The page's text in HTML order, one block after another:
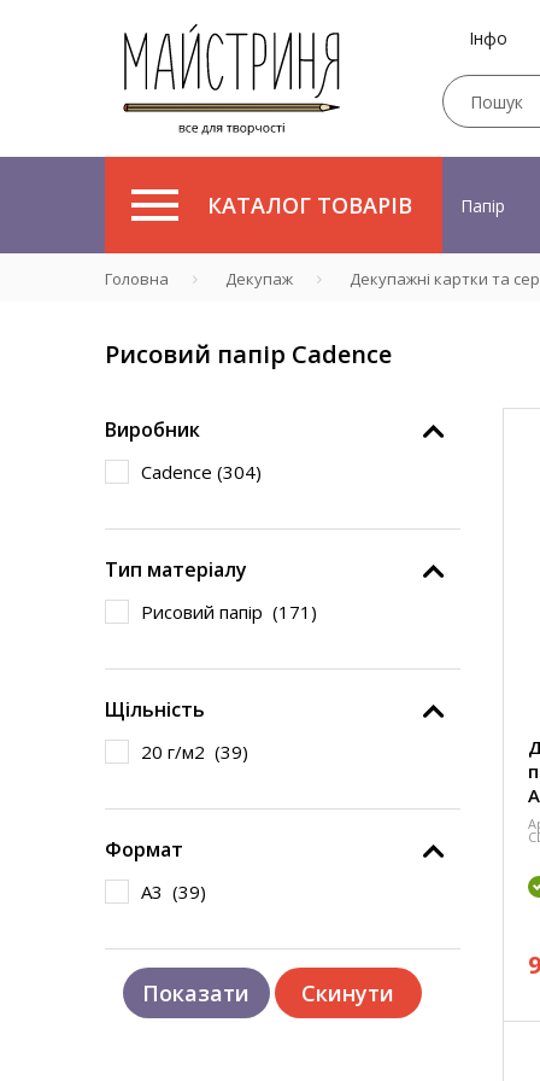
Інфо
КАТАЛОГ ТОВАРІВ Папір
Головна Декупаж Декупажні картки та
Рисовий папір Cadence
Виробник
Cadence (304)
Тип матеріалу
Рисовий папір (171 )
Щільність
20 г/м2 (39)
Формат
А3 (39)